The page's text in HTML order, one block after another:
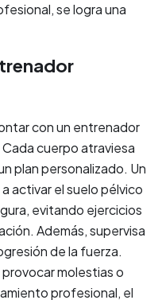
se logra una
con un entrenador
cuerpo atraviesa
plan personalizado. Un
activar el suelo pélvico
evitando ejercicios
Además, supervisa
de la fuerza.
molestias o
profesional, el